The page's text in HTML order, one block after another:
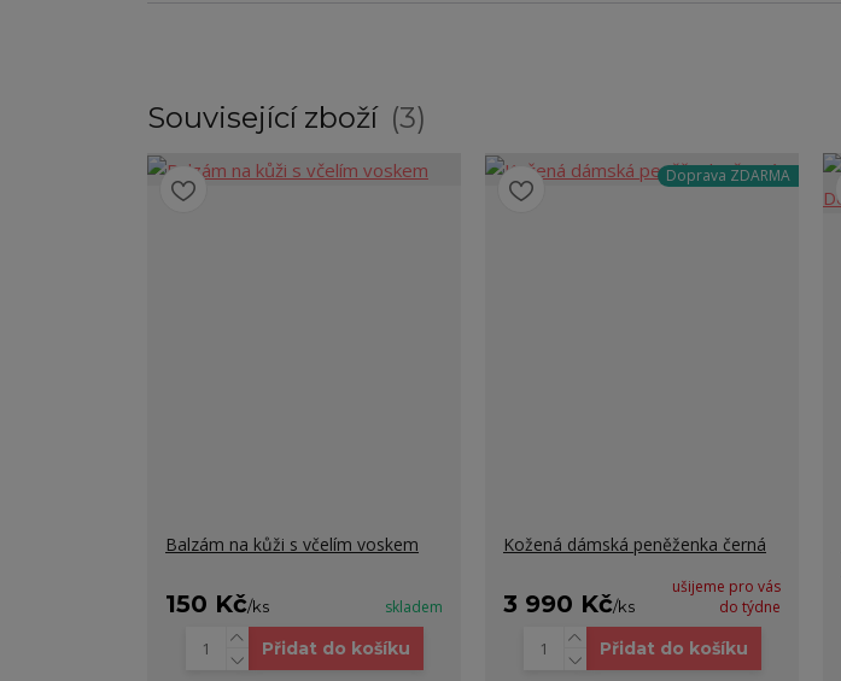
Související zboží 3
Balzám na kůži s včelím voskem
150 Kč/ks skladem
Přidat do košíku
Doprava ZDARMA
Kožená dámská peněženka černá
3 990 Kč/ks
ušijeme pro vás
do týdne
Přidat do košíku